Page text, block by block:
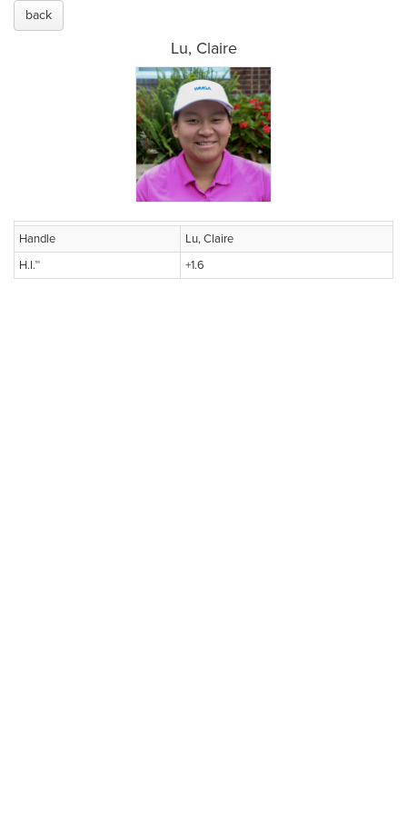
back
Lu, Claire
Handle
Lu, Claire
H.I.™
+1.6